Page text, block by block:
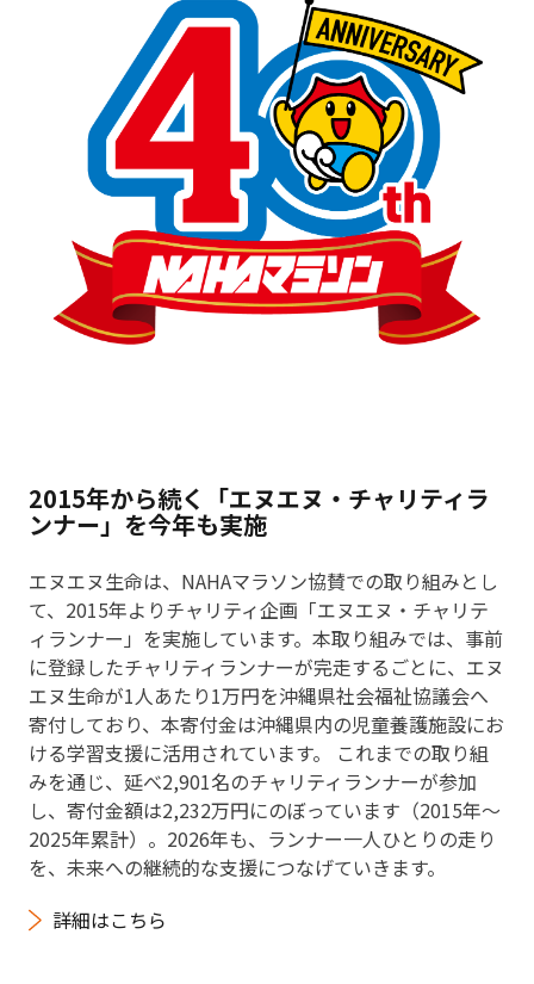
2015年から続く「エヌエヌ・チャリティラ
ンナー」を今年も実施
エヌエヌ生命は、NAHAマラソン協賛での取り組みとし
て、2015年よりチャリティ企画「エヌエヌ・チャリテ
ィランナー」を実施しています。本取り組みでは、事前
に登録したチャリティランナーが完走するごとに、エヌ
エヌ生命が1人あたり1万円を沖縄県社会福祉協議会へ
寄付しており、本寄付金は沖縄県内の児童養護施設にお
ける学習支援に活用されています。 これまでの取り組
みを通じ、延べ2,901名のチャリティランナーが参加
し、寄付金額は2,232万円にのぼっています（2015年〜
2025年累計）。2026年も、ランナー一人ひとりの走り
を、未来への継続的な支援につなげていきます。
詳細はこちら